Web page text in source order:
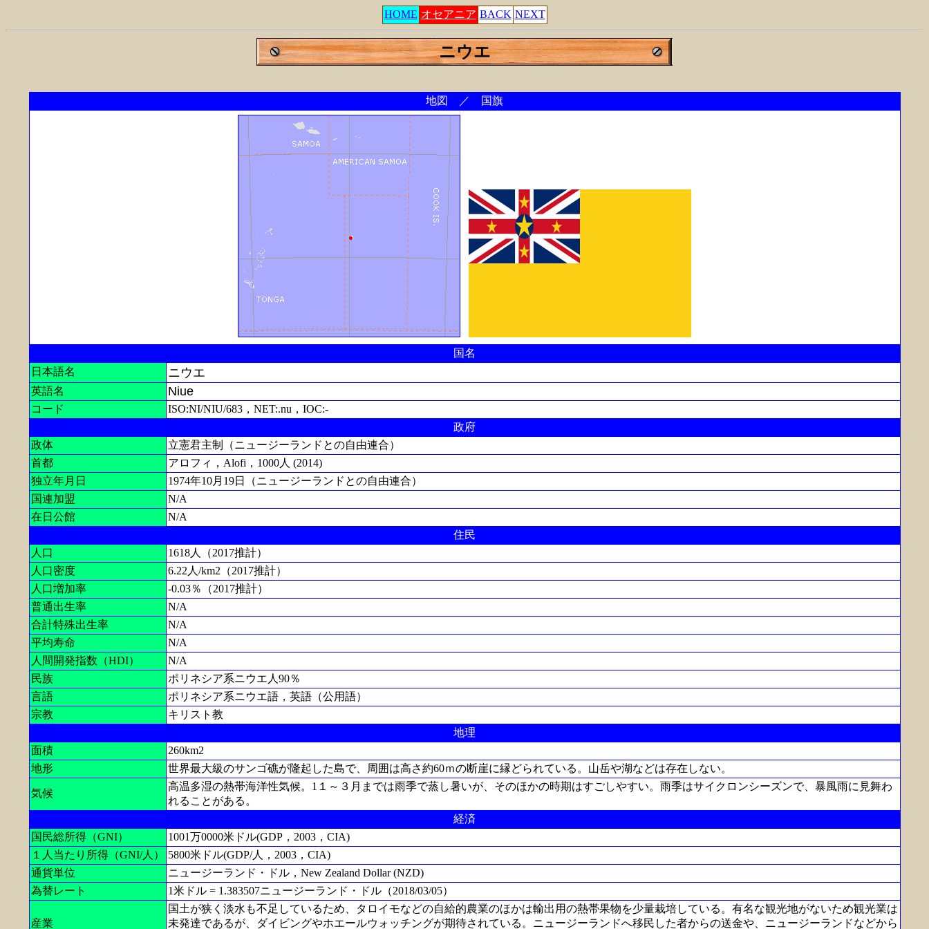
HOME オセアニア BACK NEXT
ニウエ
地図 ／ 国旗
国名
日本語名
ニウエ
英語名 Niue
コード
ISO:NI/NIU/683，NET:.nu，IOC:-
政府
政体
立憲君主制（ニュージーランドとの自由連合）
首都
アロフィ，Alofi，1000人 (2014)
独立年月日
1974年10月19日（ニュージーランドとの自由連合）
国連加盟
N/A
在日公館
N/A
住民
人口
1618人（2017推計）
人口密度
6.22人/km2（2017推計）
人口増加率
-0.03％（2017推計）
普通出生率
N/A
合計特殊出生率
N/A
平均寿命
N/A
人間開発指数（HDI）
N/A
民族
ポリネシア系ニウエ人90％
言語
ポリネシア系ニウエ語，英語（公用語）
宗教
キリスト教
地理
面積
260km2
地形
世界最大級のサンゴ礁が隆起した島で、周囲は高さ約60ｍの断崖に縁どられている。山岳や湖などは存在しない。
気候
高温多湿の熱帯海洋性気候。1１～３月までは雨季で蒸し暑いが、そのほかの時期はすごしやすい。雨季はサイクロンシーズンで、暴風雨に見舞わ
れることがある。
経済
国民総所得（GNI）
1001万0000米ドル(GDP，2003，CIA)
１人当たり所得（GNI/人）
5800米ドル(GDP/人，2003，CIA)
通貨単位
ニュージーランド・ドル，New Zealand Dollar (NZD)
為替レート
1米ドル = 1.383507ニュージーランド・ドル（2018/03/05）
産業
国土が狭く淡水も不足しているため、タロイモなどの自給的農業のほかは輸出用の熱帯果物を少量栽培している。有名な観光地がないため観光業は
未発達であるが、ダイビングやホエールウォッチングが期待されている。ニュージーランドへ移民した者からの送金や、ニュージーランドなどから